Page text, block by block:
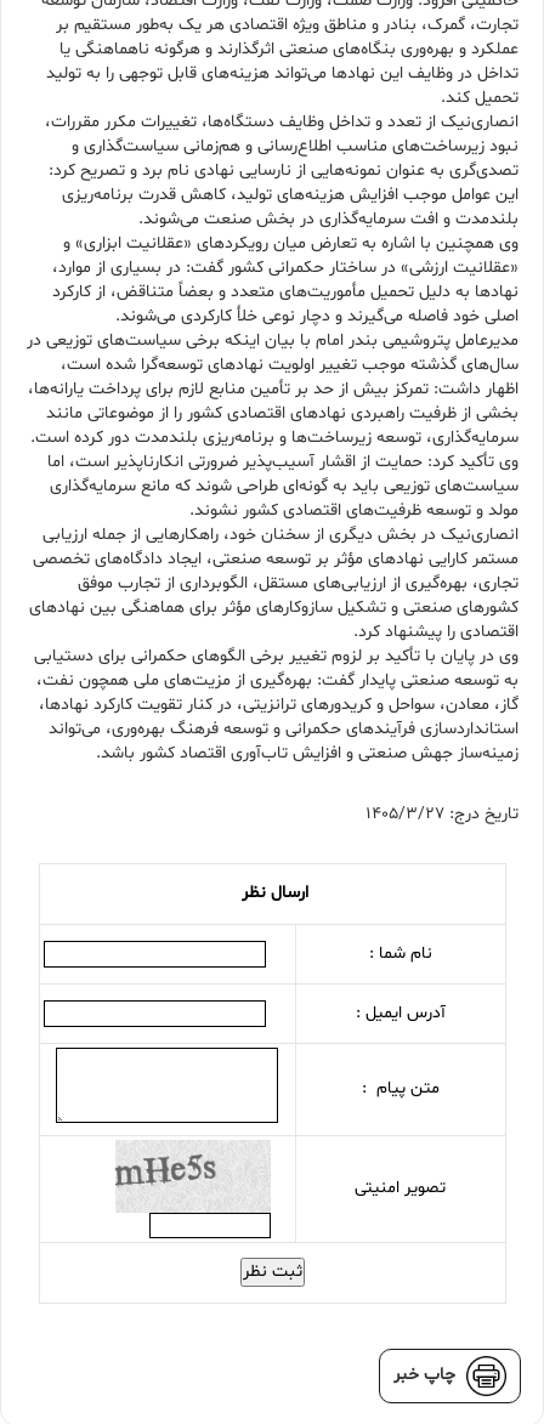
تجارت، گمرک، بنادر و مناطق ویژه اقتصادی هر یک به‌طور مستقیم بر
عملکرد و بهره‌وری بنگاه‌های صنعتی اثرگذارند و هرگونه ناهماهنگی یا
تداخل در وظایف این نهادها می‌تواند هزینه‌های قابل توجهی را به تولید
تحمیل کند.
انصاری‌نیک از تعدد و تداخل وظایف دستگاه‌ها، تغییرات مکرر مقررات،
نبود زیرساخت‌های مناسب اطلاع‌رسانی و هم‌زمانی سیاست‌گذاری و
تصدی‌گری به عنوان نمونه‌هایی از نارسایی نهادی نام برد و تصریح کرد:
این عوامل موجب افزایش هزینه‌های تولید، کاهش قدرت برنامه‌ریزی
بلندمدت و افت سرمایه‌گذاری در بخش صنعت می‌شوند.
وی همچنین با اشاره به تعارض میان رویکردهای «عقلانیت ابزاری» و
«عقلانیت ارزشی» در ساختار حکمرانی کشور گفت: در بسیاری از موارد،
نهادها به دلیل تحمیل مأموریت‌های متعدد و بعضاً متناقض، از کارکرد
اصلی خود فاصله می‌گیرند و دچار نوعی خلأ کارکردی می‌شوند.
مدیرعامل پتروشیمی بندر امام با بیان اینکه برخی سیاست‌های توزیعی در
سال‌های گذشته موجب تغییر اولویت نهادهای توسعه‌گرا شده است،
اظهار داشت: تمرکز بیش از حد بر تأمین منابع لازم برای پرداخت یارانه‌ها،
بخشی از ظرفیت راهبردی نهادهای اقتصادی کشور را از موضوعاتی مانند
سرمایه‌گذاری، توسعه زیرساخت‌ها و برنامه‌ریزی بلندمدت دور کرده است.
وی تأکید کرد: حمایت از اقشار آسیب‌پذیر ضرورتی انکارناپذیر است، اما
سیاست‌های توزیعی باید به گونه‌ای طراحی شوند که مانع سرمایه‌گذاری
مولد و توسعه ظرفیت‌های اقتصادی کشور نشوند.
انصاری‌نیک در بخش دیگری از سخنان خود، راهکارهایی از جمله ارزیابی
مستمر کارایی نهادهای مؤثر بر توسعه صنعتی، ایجاد دادگاه‌های تخصصی
تجاری، بهره‌گیری از ارزیابی‌های مستقل، الگوبرداری از تجارب موفق
کشورهای صنعتی و تشکیل سازوکارهای مؤثر برای هماهنگی بین نهادهای
اقتصادی را پیشنهاد کرد.
وی در پایان با تأکید بر لزوم تغییر برخی الگوهای حکمرانی برای دستیابی
به توسعه صنعتی پایدار گفت: بهره‌گیری از مزیت‌های ملی همچون نفت،
گاز، معادن، سواحل و کریدورهای ترانزیتی، در کنار تقویت کارکرد نهادها،
استانداردسازی فرآیندهای حکمرانی و توسعه فرهنگ بهره‌وری، می‌تواند
زمینه‌ساز جهش صنعتی و افزایش تاب‌آوری اقتصاد کشور باشد.
تاریخ درج: 1405/3/27
ارسال نظر
نام شما :
آدرس ایمیل :
متن پیام :
تصویر امنیتی
ثبت نظر
چاپ خبر